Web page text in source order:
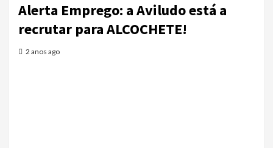
Alerta Emprego: a Aviludo está a
recrutar para ALCOCHETE!
2 anos ago